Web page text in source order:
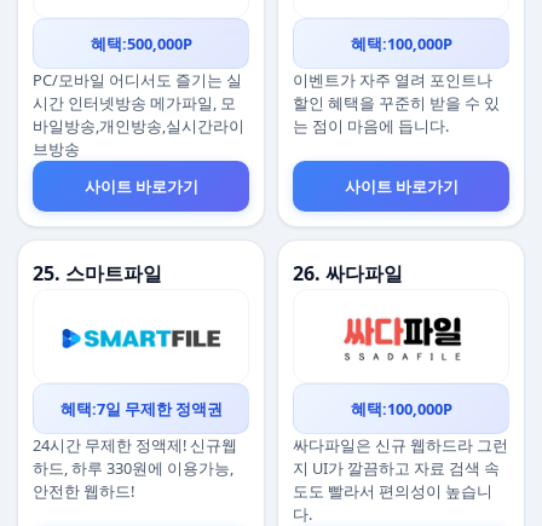
혜택:500,000P
PC/모바일 어디서도 즐기는 실
시간 인터넷방송 메가파일, 모
바일방송,개인방송,실시간라이
브방송
사이트 바로가기
혜택:100,000P
이벤트가 자주 열려 포인트나
할인 혜택을 꾸준히 받을 수 있
는 점이 마음에 듭니다.
사이트 바로가기
25. 스마트파일
혜택:7일 무제한 정액권
24시간 무제한 정액제! 신규웹
하드, 하루 330원에 이용가능,
안전한 웹하드!
26. 싸다파일
혜택:100,000P
싸다파일은 신규 웹하드라 그런
지 UI가 깔끔하고 자료 검색 속
도도 빨라서 편의성이 높습니
다.